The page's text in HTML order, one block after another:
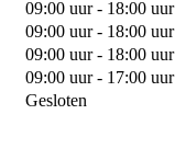
09:00 uur - 18:00 uur
09:00 uur - 18:00 uur
09:00 uur - 18:00 uur
09:00 uur - 17:00 uur
Gesloten